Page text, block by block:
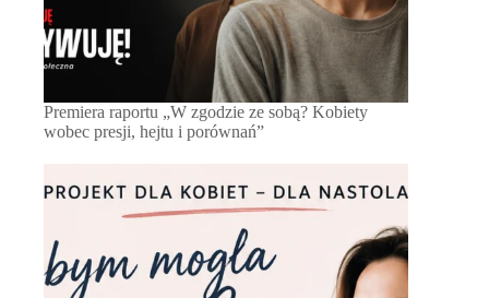
Premiera raportu „W zgodzie ze sobą? Kobiety
wobec presji, hejtu i porównań”